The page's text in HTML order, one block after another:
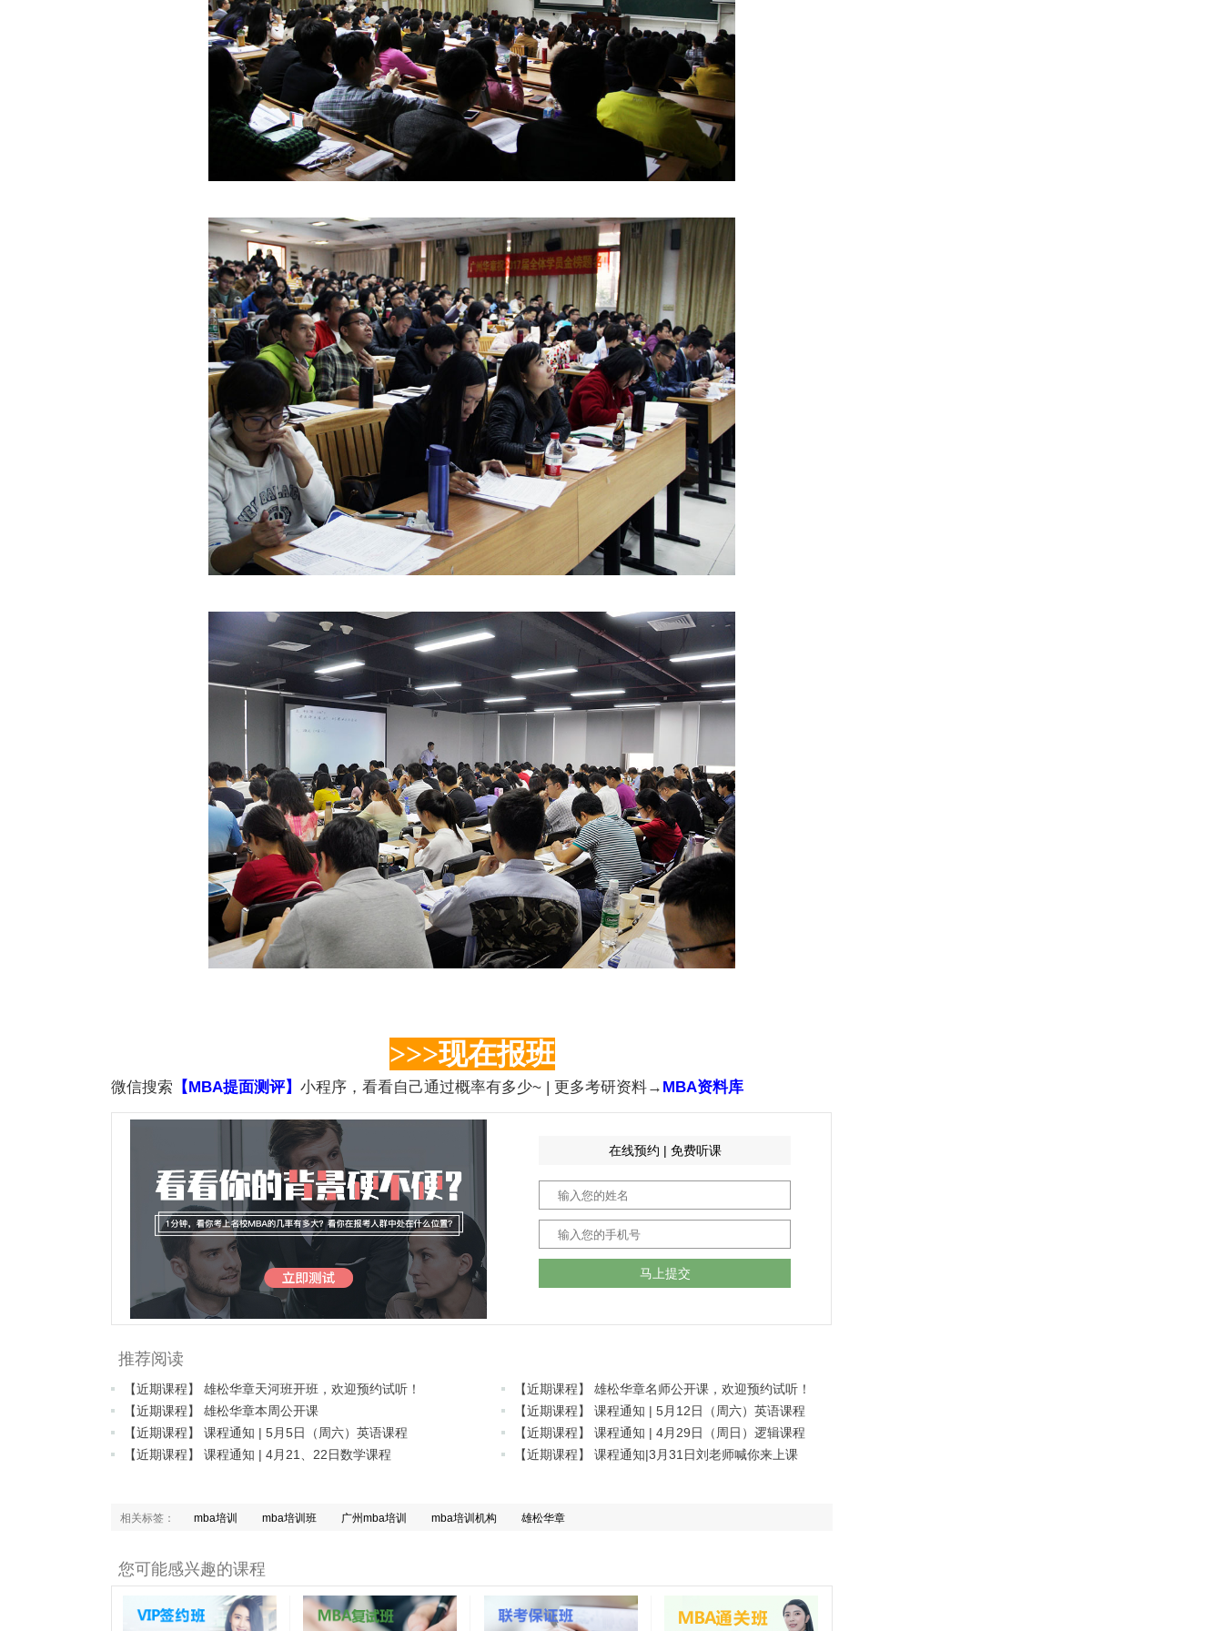
>>>现在报班
微信搜索 【MBA提面测评】 小程序，看看自己通过概率有多少~ | 更多考研资料→ MBA资料库
在线预约 | 免费听课
马上提交
推荐阅读
【近期课程】 雄松华章天河班开班，欢迎预约试听！
【近期课程】 雄松华章名师公开课，欢迎预约试听！
【近期课程】 雄松华章本周公开课
【近期课程】 课程通知 | 5月12日（周六）英语课程
【近期课程】 课程通知 | 5月5日（周六）英语课程
【近期课程】 课程通知 | 4月29日（周日）逻辑课程
【近期课程】 课程通知 | 4月21、22日数学课程
【近期课程】 课程通知|3月31日刘老师喊你来上课
相关标签： mba培训 mba培训班 广州mba培训 mba培训机构 雄松华章
您可能感兴趣的课程